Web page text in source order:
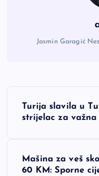
Jasmin Garagić
NTurija slavila u
strijelac za
Mašina za veš
60 KM: Sporne